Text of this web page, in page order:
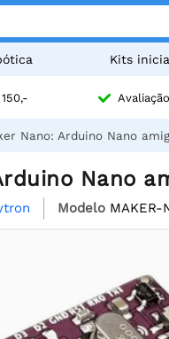
Kits
Nano: Arduino Nano
Nano
Modelo MAKER-